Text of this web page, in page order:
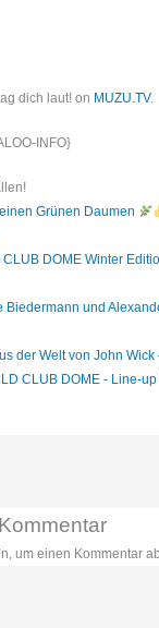
dich laut! on MUZU.TV.
INFO}
Grünen Daumen
DOME Winter
Biedermann und
der Welt von John
CLUB DOME - Line-
um einen Kommentar